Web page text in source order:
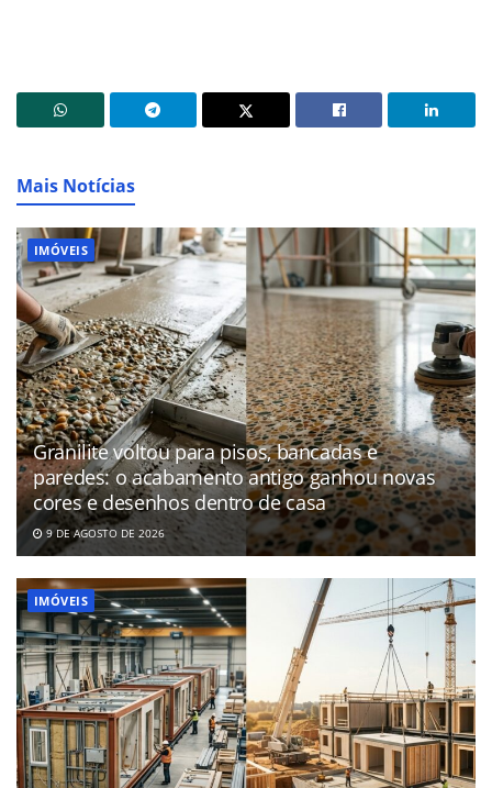
Mais Notícias
IMÓVEIS
Granilite voltou para pisos, bancadas e
paredes: o acabamento antigo ganhou novas
cores e desenhos dentro de casa
9 DE AGOSTO DE 2026
IMÓVEIS